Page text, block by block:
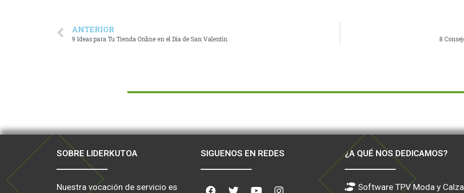
ANTERIOR
9 Ideas para Tu Tienda Online en el Día de San Valentín 8
SOBRE LIDERKUTOA
Nuestra vocación de servicio es
SIGUENOS EN REDES ¿A QUÉ NOS DEDICAMOS?
Software TPV Moda y